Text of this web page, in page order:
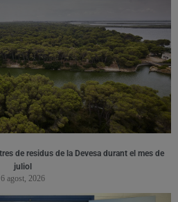
de residus de la Devesa durant el mes de
juliol
6 agost, 2026